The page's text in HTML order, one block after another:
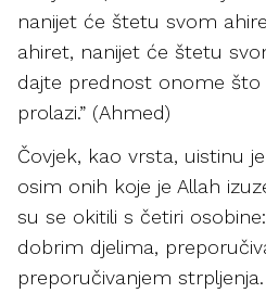
nanijet će štetu svom
ahiret, nanijet će štetu
dajte prednost onome
prolazi.” (Ahmed)
Čovjek, kao vrsta, uistinu
osim onih koje je Allah
su se okitili s četiri
dobrim djelima,
preporučivanjem